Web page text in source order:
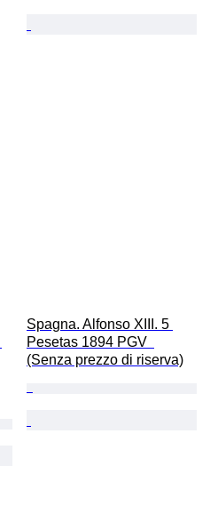
Spagna. Alfonso XIII. 5
Pesetas 1894 PGV
(Senza prezzo di riserva)